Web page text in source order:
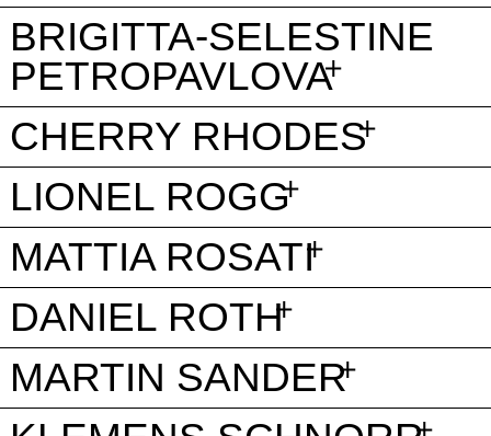
BRIGITTA-SELESTINE
PETROPAVLOVA
CHERRY RHODES
LIONEL ROGG
MATTIA ROSATI
DANIEL ROTH
MARTIN SANDER